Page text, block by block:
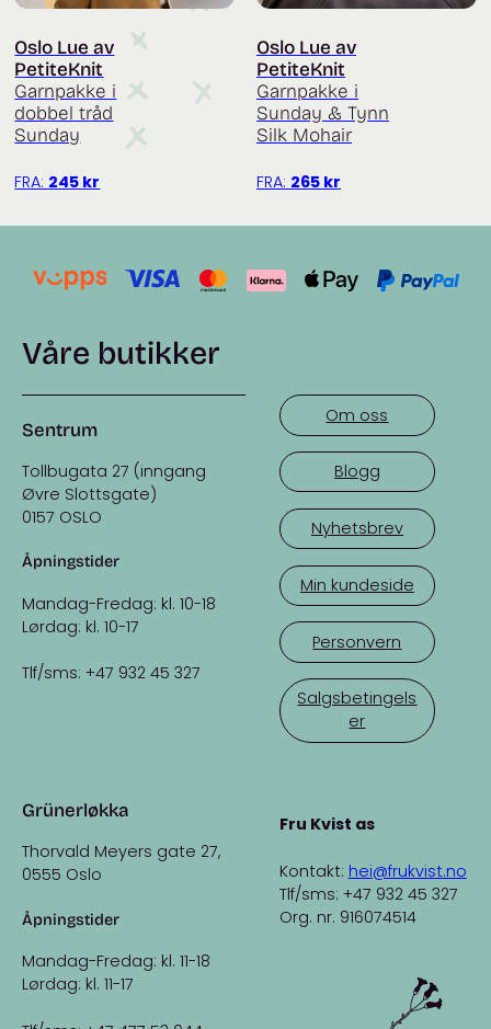
Oslo Lue av
PetiteKnit
Garnpakke i
dobbel tråd
Sunday
FRA: 245 kr
Oslo Lue av
PetiteKnit
Garnpakke i
Sunday & Tynn
Silk Mohair
FRA: 265 kr
Våre butikker
Sentrum
Tollbugata 27 (inngang
Øvre Slottsgate)
0157 OSLO
Åpningstider
Mandag-Fredag: kl. 10-18
Lørdag: kl. 10-17
Tlf/sms: +47 932 45 327
Grünerløkka
Thorvald Meyers gate 27,
0555 Oslo
Åpningstider
Mandag-Fredag: kl. 11-18
Lørdag: kl. 11-17
Om oss
Blogg
Nyhetsbrev
Min kundeside
Personvern
Salgsbetingels
er
Fru Kvist as
Kontakt: hei@frukvist.no
Tlf/sms: +47 932 45 327
Org. nr. 916074514